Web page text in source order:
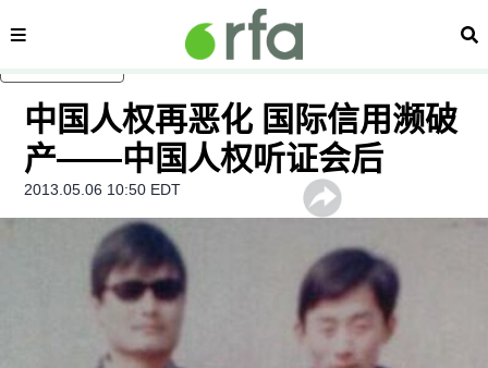
内容分类 搜
中国人权再恶化 国际信用濒破
产——中国人权听证会后
2013.05.06 10:50 EDT